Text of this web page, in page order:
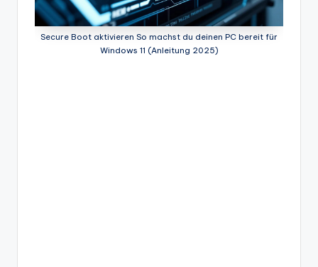
Secure Boot aktivieren So machst du deinen PC bereit für
Windows 11 (Anleitung 2025)